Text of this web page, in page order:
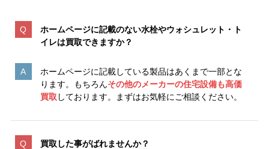
ホームページに記載のない水栓やウォシュレット・ト
イレは買取できますか？
ホームページに記載している製品はあくまで一部とな
ります。もちろんその他のメーカーの住宅設備も高価
買取 しております。まずはお気軽にご相談ください。
買取した事がばれませんか？